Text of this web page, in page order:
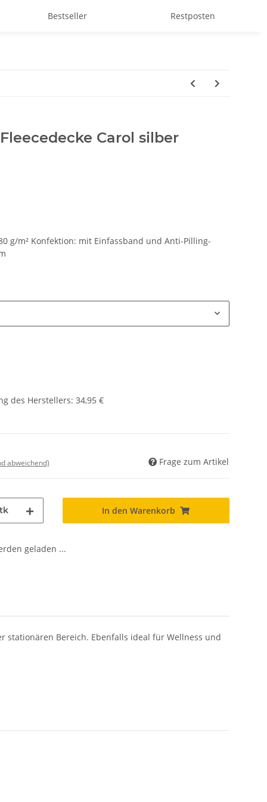
Bestseller Restposten
Carol silber
g/m² Konfektion: mit Einfassband und Anti-Pilling-
des Herstellers: 34,95 €
abweichend) Frage zum Artikel
In den Warenkorb
geladen ...
stationären Bereich. Ebenfalls ideal für Wellness und